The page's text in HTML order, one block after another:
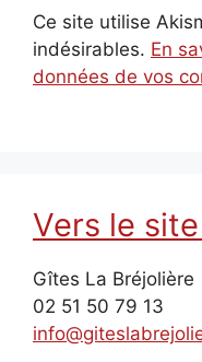
Ce site utilise
indésirables. En
données de vos
Vers le
Gîtes La Bréjolière
02 51 50 79 13